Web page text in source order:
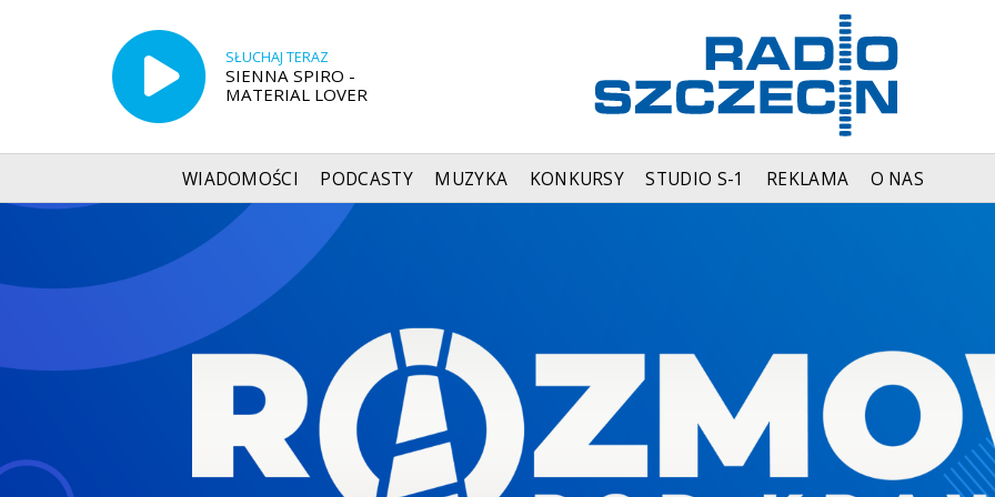
SŁUCHAJ TERAZ
SIENNA SPIRO -
MATERIAL LOVER
WIADOMOŚCI PODCASTY MUZYKA KONKURSY STUDIO S-1 REKLAMA O NAS